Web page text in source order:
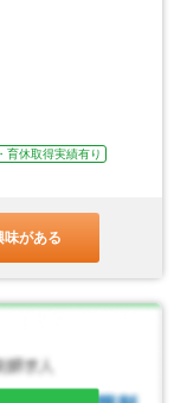
育休取得実績有り
味がある